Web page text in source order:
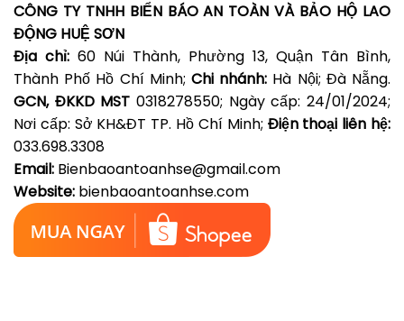
CÔNG TY TNHH BIỂN BÁO AN TOÀN VÀ BẢO HỘ LAO
ĐỘNG HUỆ SƠN
Địa chỉ: 60 Núi Thành, Phường 13, Quận Tân Bình,
Thành Phố Hồ Chí Minh; Chi nhánh: Hà Nội; Đà Nẵng.
GCN, ĐKKD MST 0318278550; Ngày cấp: 24/01/2024;
Nơi cấp: Sở KH&ĐT TP. Hồ Chí Minh; Điện thoại liên hệ:
033.698.3308
Email: Bienbaoantoanhse@gmail.com
Website: bienbaoantoanhse.com